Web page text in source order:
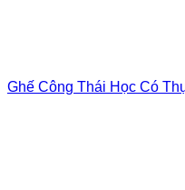
Ghế Công Thái Học Có